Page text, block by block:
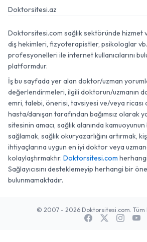
Doktorsitesi.az
Doktorsitesi.com sağlık sektöründe hizmet
diş hekimleri, fizyoterapistler, psikologlar vb.
profesyonelleri ile internet kullanıcılarını
platformdur.
İş bu sayfada yer alan doktor/uzman
değerlendirmeleri, ilgili doktorun/uzmanın
emri, talebi, önerisi, tavsiyesi ve/veya ricası
hasta/danışan tarafından bağımsız olarak
sitesinin amacı, sağlık alanında
sağlamak, sağlık okuryazarlığını artırmak,
ihtiyaçlarına uygun en iyi doktor veya
kolaylaştırmaktır. Doktorsitesi.com
Sağlayıcısını desteklemeyip herhangi bir
bulunmamaktadır.
© 2007 - 2026 Doktorsitesi.com. Tüm